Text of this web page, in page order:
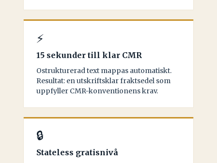
⚡
15 sekunder till klar CMR
Ostrukturerad text mappas automatiskt.
Resultat: en utskriftsklar fraktsedel som
uppfyller CMR-konventionens krav.
🔒
Stateless gratisnivå